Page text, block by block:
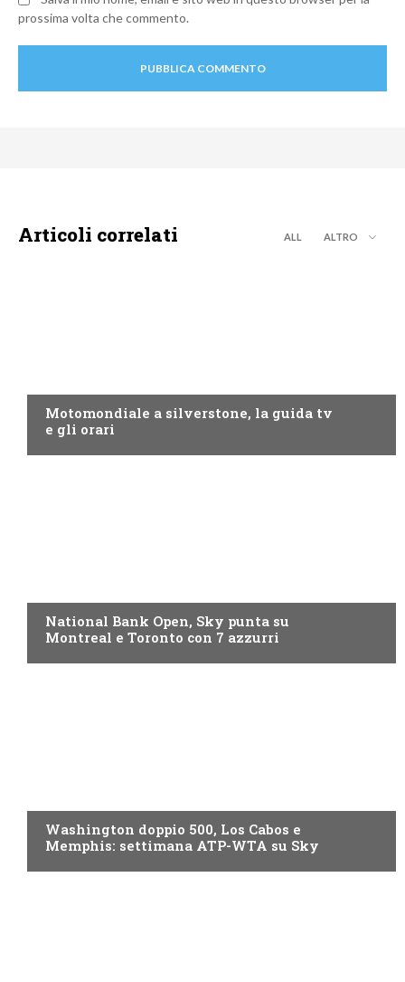
prossima volta che commento.
Articoli correlati ALL ALTRO
Motomondiale a silverstone, la guida tv
e gli orari
National Bank Open, Sky punta su
Montreal e Toronto con 7 azzurri
Washington doppio 500, Los Cabos e
Memphis: settimana ATP-WTA su Sky